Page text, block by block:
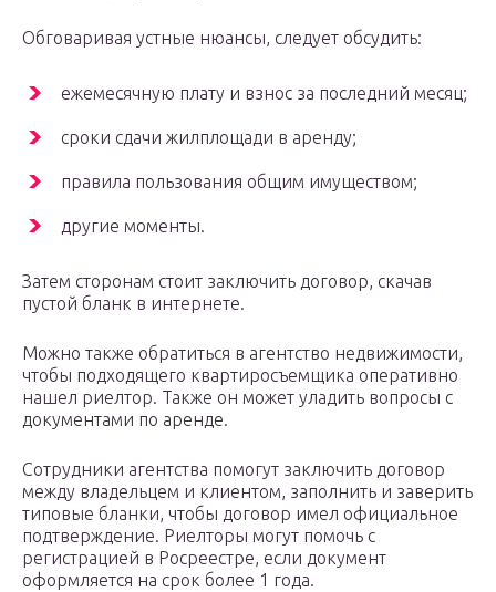
Обговаривая устные нюансы, следует обсудить:
ежемесячную плату и взнос за последний месяц;
сроки сдачи жилплощади в аренду;
правила пользования общим имуществом;
другие моменты.
Затем сторонам стоит заключить договор, скачав
пустой бланк в интернете.
Можно также обратиться в агентство недвижимости,
чтобы подходящего квартиросъемщика оперативно
нашел риелтор. Также он может уладить вопросы с
документами по аренде.
Сотрудники агентства помогут заключить договор
между владельцем и клиентом, заполнить и заверить
типовые бланки, чтобы договор имел официальное
подтверждение. Риелторы могут помочь с
регистрацией в Росреестре, если документ
оформляется на срок более 1 года.